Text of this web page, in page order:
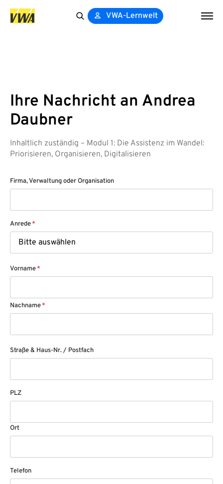
VWA-Lernwelt
Ihre Nachricht an Andrea
Daubner
Inhaltlich zuständig – Modul 1: Die Assistenz im Wandel:
Priorisieren, Organisieren, Digitalisieren
Firma, Verwaltung oder Organisation
Anrede*
Vorname*
Nachname*
Straße & Haus-Nr. / Postfach
PLZ
Ort
Telefon